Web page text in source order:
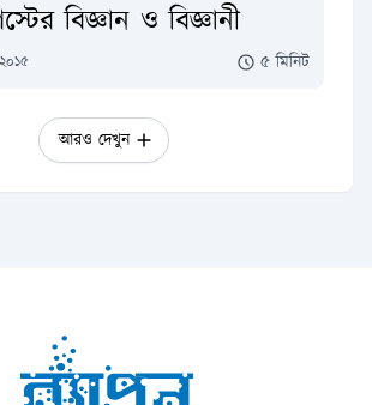
বিজ্ঞান ও বিজ্ঞানী
৫ মিনিট
আরও দেখুন